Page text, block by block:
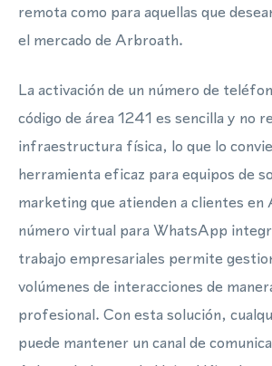
remota como para aquellas que
el mercado de Arbroath.
La activación de un número de
código de área 1241 es sencilla y no
infraestructura física, lo que lo
herramienta eficaz para equipos de
marketing que atienden a clientes
número virtual para WhatsApp
trabajo empresariales permite
volúmenes de interacciones de
profesional. Con esta solución,
puede mantener un canal de